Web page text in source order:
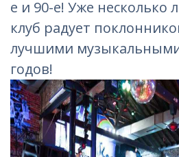
е и 90-е! Уже несколько
клуб радует
лучшими
годов!